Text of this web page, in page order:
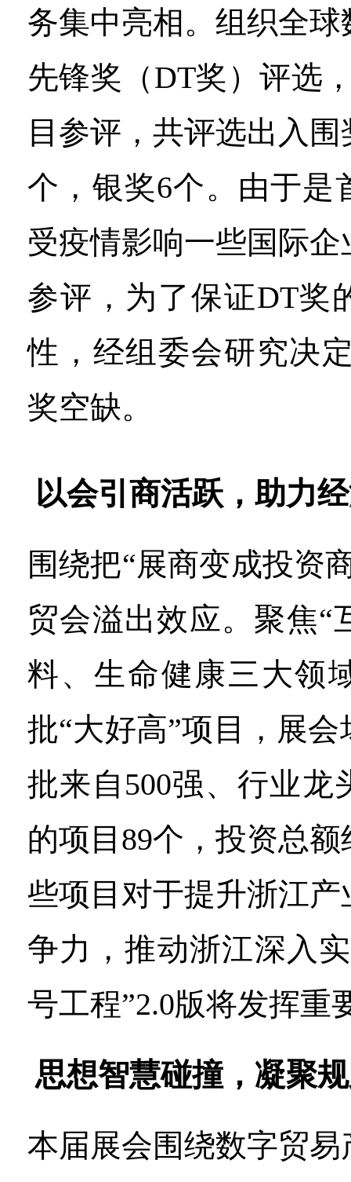
务集中亮相。组织全
先锋奖（DT奖）评选
目参评，共评选出入
个，银奖6个。由于是
受疫情影响一些国际
参评，为了保证DT奖
性，经组委会研究决
奖空缺。
以会引商活跃，助力
围绕把“展商变成投资
贸会溢出效应。聚焦“
料、生命健康三大领
批“大好高”项目，展
批来自500强、行业龙
的项目89个，投资总额
些项目对于提升浙江
争力，推动浙江深入
号工程”2.0版将发挥重
思想智慧碰撞，凝聚
本届展会围绕数字贸